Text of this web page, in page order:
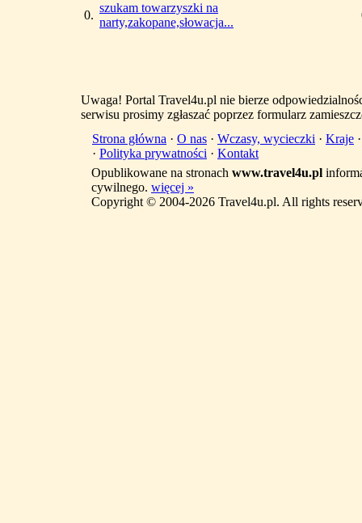
0.
szukam towarzyszki na
narty,zakopane,słowacja...
Uwaga! Portal Travel4u.pl nie bierze
serwisu prosimy zgłaszać poprzez formularz
Strona główna · O nas · Wczasy, wycieczki · Kraje
· Polityka prywatności · Kontakt
Opublikowane na stronach www.travel4u.pl
cywilnego. więcej »
Copyright © 2004-2026 Travel4u.pl. All rights